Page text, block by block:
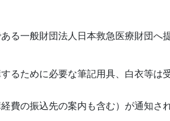
一般財団法人日本救急医療財団へ提
ために必要な筆記用具、白衣等は
費の振込先の案内も含む）が通知され